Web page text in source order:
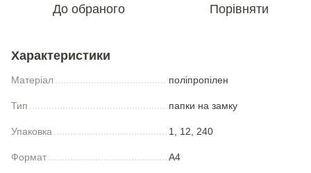
До обраного Порівняти
Характеристики
Матеріал поліпропілен
Тип папки на замку
Упаковка 1, 12, 240
Формат A4